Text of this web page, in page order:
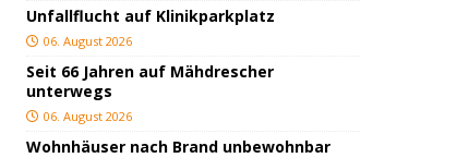
Unfallflucht auf Klinikparkplatz
06. August 2026
Seit 66 Jahren auf Mähdrescher
unterwegs
06. August 2026
Wohnhäuser nach Brand unbewohnbar